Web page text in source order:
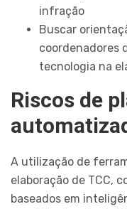
infração
Buscar
coordenadores
tecnologia na
Riscos de
A utilização de
elaboração de TCC,
baseados em